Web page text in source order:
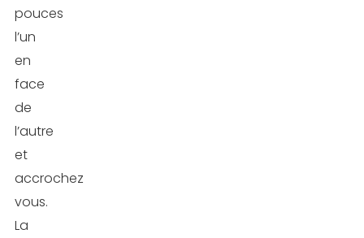
pouces
l’un
en
face
de
l’autre
et
accrochez
vous.
La